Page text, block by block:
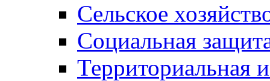
Сельское
Социальная
Территориальная